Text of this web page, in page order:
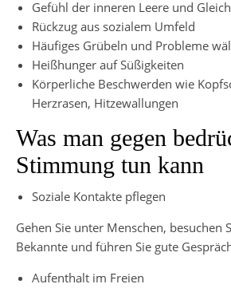
Gefühl der inneren Leere und
Rückzug aus sozialem Umfeld
Häufiges Grübeln und Probleme
Heißhunger auf Süßigkeiten
Körperliche Beschwerden wie
Herzrasen, Hitzewallungen
Was man gegen
Stimmung tun kann
Soziale Kontakte pflegen
Gehen Sie unter Menschen, besuchen
Bekannte und führen Sie gute
Aufenthalt im Freien